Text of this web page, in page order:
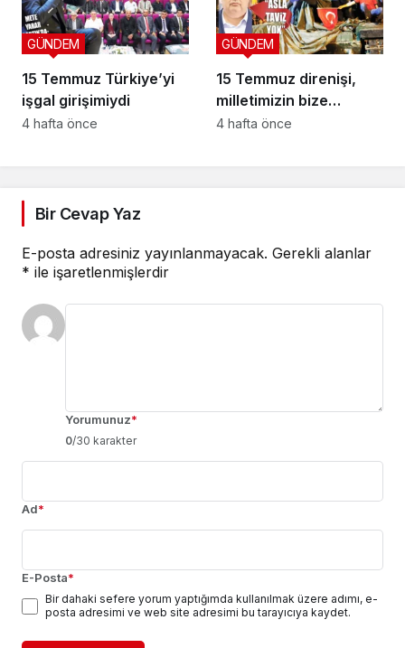
15 Temmuz Türkiye’yi
işgal girişimiydi
GÜNDEM
4 hafta önce
15 Temmuz direnişi,
milletimizin bize
yüklediği tarihi
GÜNDEM
4 hafta önce
Bir Cevap Yaz
E-posta adresiniz yayınlanmayacak. Gerekli alanlar
* ile işaretlenmişlerdir
Yorumunuz*
0/30 karakter
Ad*
E-Posta*
Bir dahaki sefere yorum yaptığımda kullanılmak üzere adımı, e-
posta adresimi ve web site adresimi bu tarayıcıya kaydet.